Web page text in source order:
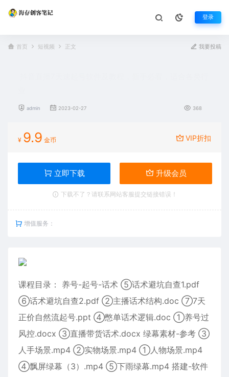
登录
首页 短视频 正文 我要投稿
admin 2023-02-27 368
¥ 9.9 金币 VIP折扣
立即下载 升级会员
下载不了？请联系网站客服提交链接错误！
增值服务：
课程目录： 养号-起号-话术 ⑤话术避坑自查1.pdf
⑥话术避坑自查2.pdf ②主播话术结构.doc ⑦7天
正价自然流起号.ppt ④憋单话术逻辑.doc ①养号过
风控.docx ③直播带货话术.docx 绿幕素材-参考 ③
人手场景.mp4 ②实物场景.mp4 ①人物场景.mp4
④飘屏绿幕（3）.mp4 ⑤下雨绿幕.mp4 搭建-软件